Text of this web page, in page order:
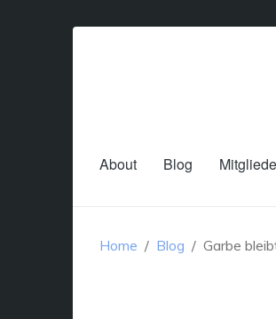
About Blog
Home Blog Garbe